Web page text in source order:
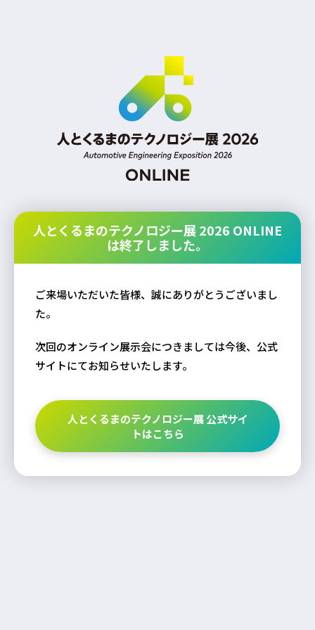
人とくるまのテクノロジー展 2026 ONLINE
は終了しました。
ご来場いただいた皆様、誠にありがとうございまし
た。
次回のオンライン展示会につきましては今後、公式
サイトにてお知らせいたします。
人とくるまのテクノロジー展 公式サイ
トはこちら